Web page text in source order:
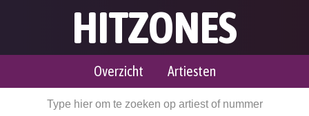
HITZONES
Overzicht Artiesten